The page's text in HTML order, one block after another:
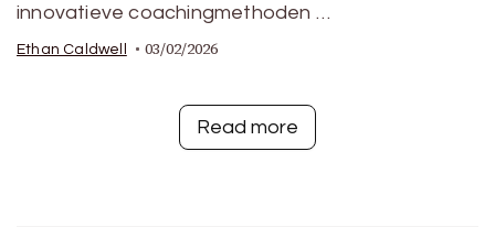
innovatieve coachingmethoden …
Ethan Caldwell 03/02/2026
Read more